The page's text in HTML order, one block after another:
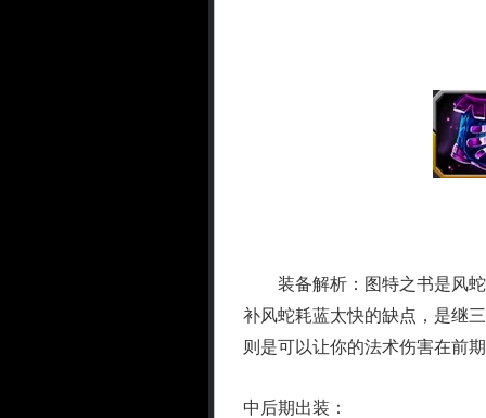
装备解析：图特之书是风蛇
补风蛇耗蓝太快的缺点，是继
则是可以让你的法术伤害在前
中后期出装：